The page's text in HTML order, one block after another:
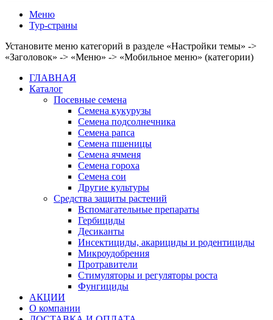
Меню
Тур-страны
Установите меню категорий в разделе «Настройки темы» ->
«Заголовок» -> «Меню» -> «Мобильное меню» (категории)
ГЛАВНАЯ
Каталог
Посевные семена
Семена кукурузы
Семена подсолнечника
Семена рапса
Семена пшеницы
Семена ячменя
Семена гороха
Семена сои
Другие культуры
Средства защиты растений
Вспомагательные препараты
Гербициды
Десиканты
Инсектициды, акарициды и родентициды
Микроудобрения
Протравители
Стимуляторы и регуляторы роста
Фунгициды
АКЦИИ
О компании